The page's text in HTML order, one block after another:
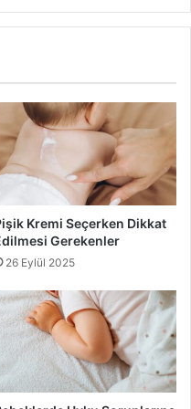
edilmelidir.
artırır ve
getirir. Ebeveynler,
teşvik etmeli ve
bebeklerin kendilerini
onların gelişiminde
bilişsel, motor ve
de güçlü bir
tanıma, sesli ve
Kremi Seçerken Dikkat
Gerekenler
26 Eylül 2025